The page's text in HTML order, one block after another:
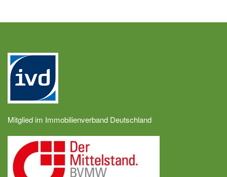
Mitglied im Immobilienverband Deutschland